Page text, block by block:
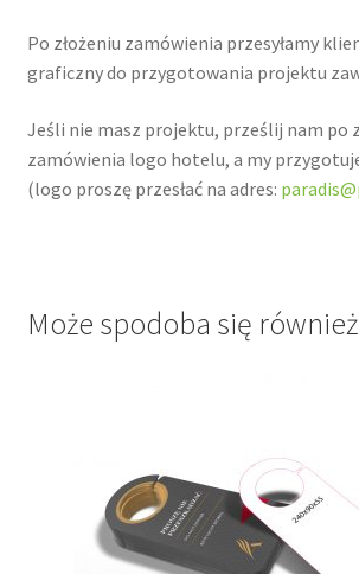
Po złożeniu zamówienia przesyłamy
graficzny do przygotowania projektu
Jeśli nie masz projektu, prześlij nam po
zamówienia logo hotelu, a my
(logo proszę przesłać na adres:
Może spodoba się